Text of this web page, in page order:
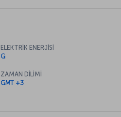
ELEKTRİK ENERJİSİ
G
ZAMAN DİLİMİ
GMT +3